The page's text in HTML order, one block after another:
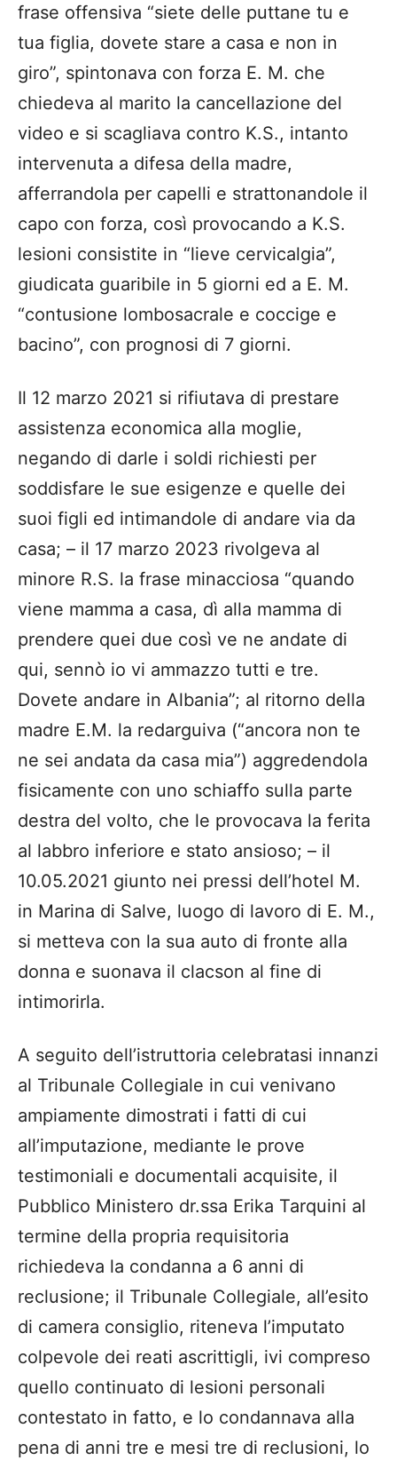
frase offensiva “siete delle puttane tu e
tua figlia, dovete stare a casa e non in
giro”, spintonava con forza E. M. che
chiedeva al marito la cancellazione del
video e si scagliava contro K.S., intanto
intervenuta a difesa della madre,
afferrandola per capelli e strattonandole il
capo con forza, così provocando a K.S.
lesioni consistite in “lieve cervicalgia”,
giudicata guaribile in 5 giorni ed a E. M.
“contusione lombosacrale e coccige e
bacino”, con prognosi di 7 giorni.
Il 12 marzo 2021 si rifiutava di prestare
assistenza economica alla moglie,
negando di darle i soldi richiesti per
soddisfare le sue esigenze e quelle dei
suoi figli ed intimandole di andare via da
casa; – il 17 marzo 2023 rivolgeva al
minore R.S. la frase minacciosa “quando
viene mamma a casa, dì alla mamma di
prendere quei due così ve ne andate di
qui, sennò io vi ammazzo tutti e tre.
Dovete andare in Albania”; al ritorno della
madre E.M. la redarguiva (“ancora non te
ne sei andata da casa mia”) aggredendola
fisicamente con uno schiaffo sulla parte
destra del volto, che le provocava la ferita
al labbro inferiore e stato ansioso; – il
10.05.2021 giunto nei pressi dell’hotel M.
in Marina di Salve, luogo di lavoro di E. M.,
si metteva con la sua auto di fronte alla
donna e suonava il clacson al fine di
intimorirla.
A seguito dell’istruttoria celebratasi innanzi
al Tribunale Collegiale in cui venivano
ampiamente dimostrati i fatti di cui
all’imputazione, mediante le prove
testimoniali e documentali acquisite, il
Pubblico Ministero dr.ssa Erika Tarquini al
termine della propria requisitoria
richiedeva la condanna a 6 anni di
reclusione; il Tribunale Collegiale, all’esito
di camera consiglio, riteneva l’imputato
colpevole dei reati ascrittigli, ivi compreso
quello continuato di lesioni personali
contestato in fatto, e lo condannava alla
pena di anni tre e mesi tre di reclusioni, lo